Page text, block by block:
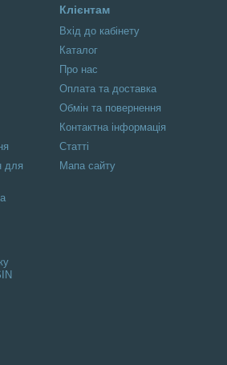
для
Клієнтам
Вхід до кабінету
Каталог
Про нас
Оплата та доставка
Обмін та повернення
Контактна інформація
Статті
Мапа сайту